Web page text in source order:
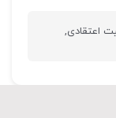
اعتقادی,